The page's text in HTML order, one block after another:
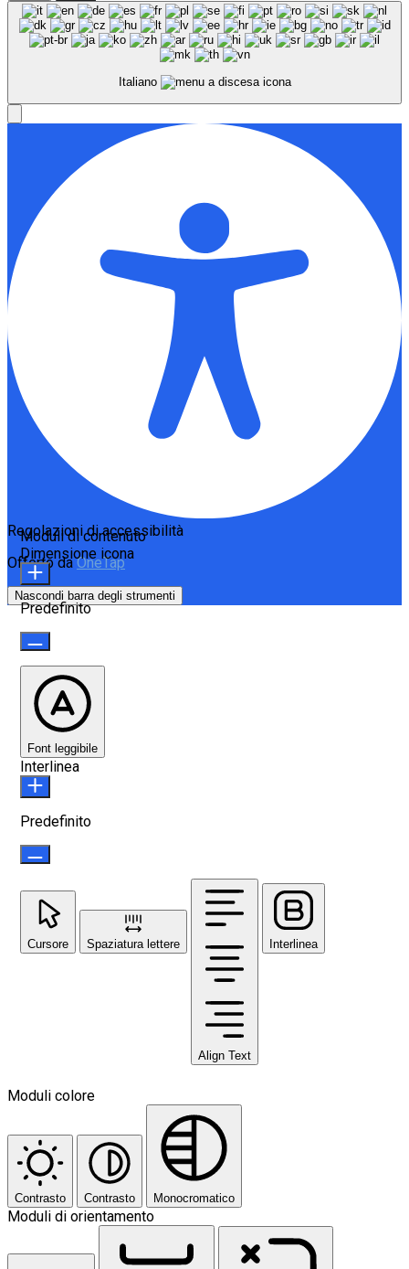
Italiano
Regolazioni di accessibilità
Offerto daOneTap
Nascondi barra degli strumenti
Moduli di contenuto
Dimensione icona
Predefinito
Font leggibile
Interlinea
Predefinito
Cursore Spaziatura lettere
Align Text
Interlinea
Moduli colore
Contrasto Contrasto Monocromatico
Moduli di orientamento